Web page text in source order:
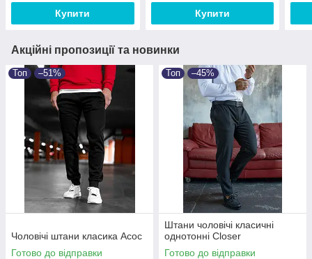
Купити Купити
Акційні пропозиції та новинки
Топ –51%
Чоловічі штани класика Асос
Готово до відправки
Топ –45%
Штани чоловічі класичні
однотонні Closer
Готово до відправки